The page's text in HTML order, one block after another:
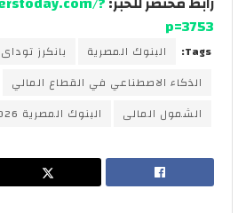
p=3753
Tags: البنوك المصرية بانكرز توداى
الذكاء الاصطناعي في القطاع المالي
الشمول المالى
البنوك المصرية 2026